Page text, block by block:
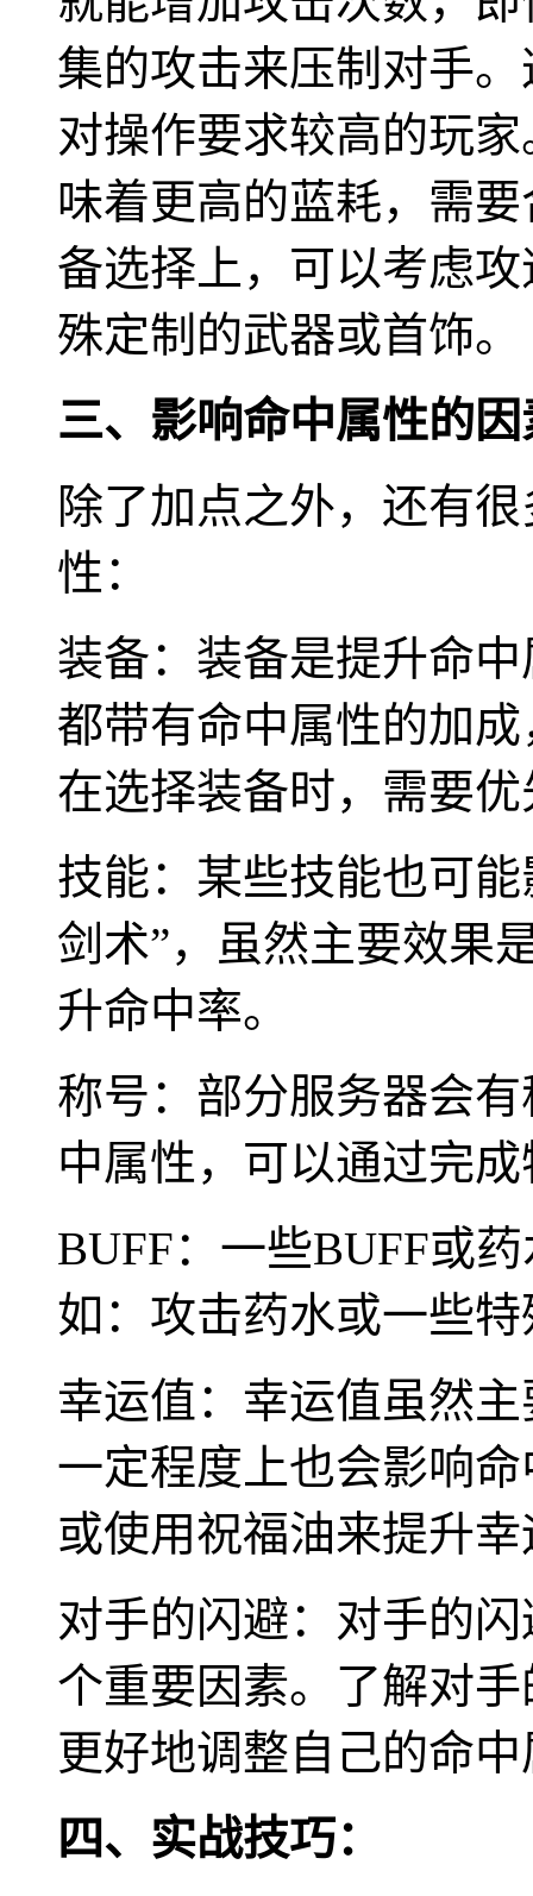
集的攻击来压制对手
对操作要求较高的玩
味着更高的蓝耗，需
备选择上，可以考虑
殊定制的武器或首饰。
三、影响命中属性的因
除了加点之外，还有
性：
装备：装备是提升命
都带有命中属性的加
在选择装备时，需要
技能：某些技能也可
剑术”，虽然主要效果
升命中率。
称号：部分服务器会
中属性，可以通过完
BUFF：一些BUFF或
如：攻击药水或一些
幸运值：幸运值虽然
一定程度上也会影响
或使用祝福油来提升
对手的闪避：对手的
个重要因素。了解对
更好地调整自己的命
四、实战技巧：